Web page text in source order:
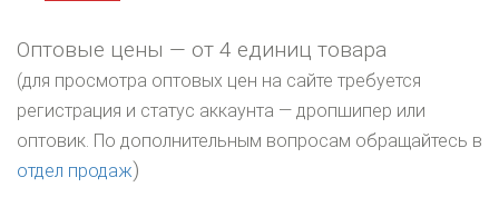
Оптовые цены — от 4 единиц товара
(для просмотра оптовых цен на сайте требуется
регистрация и статус аккаунта — дропшипер или
оптовик. По дополнительным вопросам обращайтесь в
отдел продаж)